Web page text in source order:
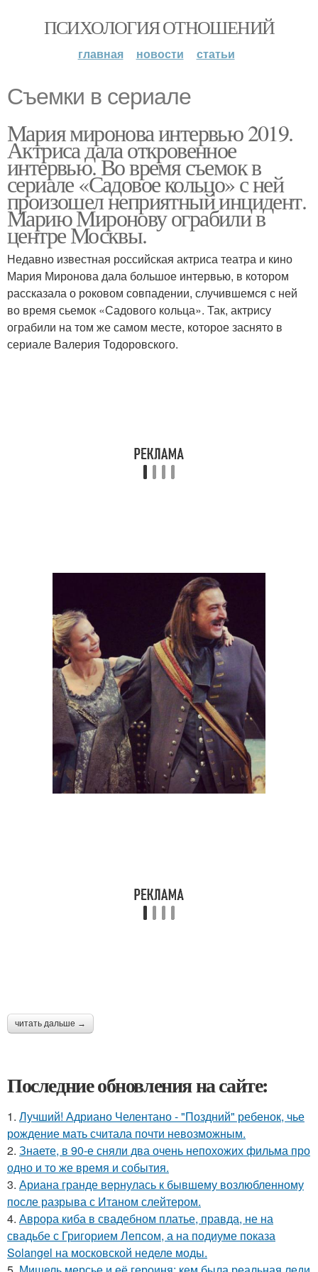
ПСИХОЛОГИЯ ОТНОШЕНИЙ
главная новости статьи
Съемки в сериале
Мария миронова интервью 2019.
Актриса дала откровенное
интервью. Во время съемок в
сериале «Садовое кольцо» с ней
произошел неприятный инцидент.
Марию Миронову ограбили в
центре Москвы.
Недавно известная российская актриса театра и кино
Мария Миронова дала большое интервью, в котором
рассказала о роковом совпадении, случившемся с ней
во время сьемок «Садового кольца». Так, актрису
ограбили на том же самом месте, которое заснято в
сериале Валерия Тодоровского.
читать дальше →
Последние обновления на сайте:
1. Лучший! Адриано Челентано - "Поздний" ребенок, чье
рождение мать считала почти невозможным.
2. Знаете, в 90-е сняли два очень непохожих фильма про
одно и то же время и события.
3. Ариана гранде вернулась к бывшему возлюбленному
после разрыва с Итаном слейтером.
4. Аврора киба в свадебном платье, правда, не на
свадьбе с Григорием Лепсом, а на подиуме показа
Solangel на московской неделе моды.